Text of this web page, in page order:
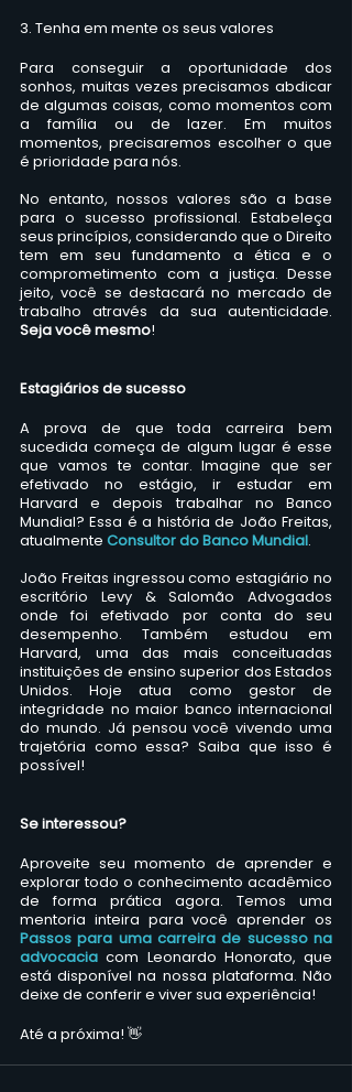
3. Tenha em mente os seus valores
Para conseguir a oportunidade dos
sonhos, muitas vezes precisamos abdicar
de algumas coisas, como momentos com
a família ou de lazer. Em muitos
momentos, precisaremos escolher o que
é prioridade para nós.
No entanto, nossos valores são a base
para o sucesso profissional. Estabeleça
seus princípios, considerando que o Direito
tem em seu fundamento a ética e o
comprometimento com a justiça. Desse
jeito, você se destacará no mercado de
Seja você mesmo!
Estagiários de sucesso
A prova de que toda carreira bem
sucedida começa de algum lugar é esse
que vamos te contar. Imagine que ser
efetivado no estágio, ir estudar em
Harvard e depois trabalhar no Banco
Mundial? Essa é a história de João Freitas,
atualmente Consultor do Banco Mundial.
João Freitas ingressou como estagiário no
escritório Levy & Salomão Advogados
onde foi efetivado por conta do seu
desempenho. Também estudou em
Harvard, uma das mais conceituadas
instituições de ensino superior dos Estados
Unidos. Hoje atua como gestor de
integridade no maior banco internacional
do mundo. Já pensou você vivendo uma
trajetória como essa? Saiba que isso é
possível!
Se interessou?
Aproveite seu momento de aprender e
explorar todo o conhecimento acadêmico
de forma prática agora. Temos uma
mentoria inteira para você aprender os
Passos para uma carreira de sucesso na
advocacia com Leonardo Honorato, que
está disponível na nossa plataforma. Não
deixe de conferir e viver sua experiência!
Até a próxima! 👋